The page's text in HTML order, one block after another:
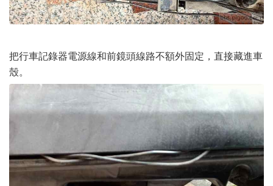
把行車記錄器電源線和前鏡頭線路不額外固定，直接藏進車
殼。